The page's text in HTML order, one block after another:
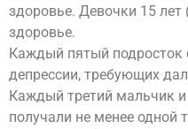
здоровье. Девочки 15
здоровье.
Каждый пятый
депрессии, требующих
Каждый третий мальчик
получали не менее одной